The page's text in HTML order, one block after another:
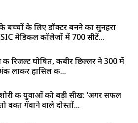
बच्चों के लिए डॉक्टर बनने का सुनहरा
मेडिकल कॉलेजों में 700 सीटें...
रिजल्ट घोषित, कबीर छिल्लर ने 300 में
लाकर हासिल की...
की युवाओं को बड़ी सीख: ‘अगर सफल
वक्त गँवाने वाले दोस्तों...